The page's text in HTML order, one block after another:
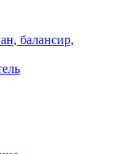
балансир,